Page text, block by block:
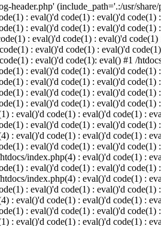
header.php' (include_path='.:/usr/
: eval()'d code(1) : eval()'d
: eval()'d code(1) : eval()'d
: eval()'d code(1) : eval()'d
: eval()'d code(1) : eval()'d
: eval()'d code(1): eval() #1 /
: eval()'d code(1) : eval()'d
: eval()'d code(1) : eval()'d
: eval()'d code(1) : eval()'d
: eval()'d code(1) : eval()'d
: eval()'d code(1) : eval()'d code(1) :
: eval()'d code(1) : eval()'d
: eval()'d code(1) : eval()'d code(1) :
: eval()'d code(1) : eval()'d
index.php(4) : eval()'d code(1) :
: eval()'d code(1) : eval()'d
index.php(4) : eval()'d code(1) :
: eval()'d code(1) : eval()'d
: eval()'d code(1) : eval()'d code(1) :
: eval()'d code(1) : eval()'d
: eval()'d code(1) : eval()'d code(1) :